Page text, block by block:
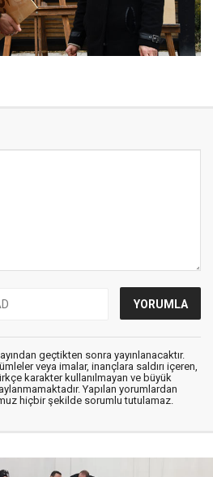
geçtikten sonra yayınlanacaktır.
veya imalar, inançlara saldırı içeren,
karakter kullanılmayan ve büyük
Yapılan yorumlardan
hiçbir şekilde sorumlu tutulamaz.